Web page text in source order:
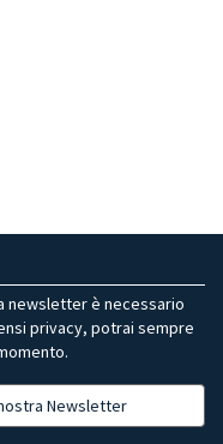
newsletter è necessario
privacy, potrai sempre
Newsletter